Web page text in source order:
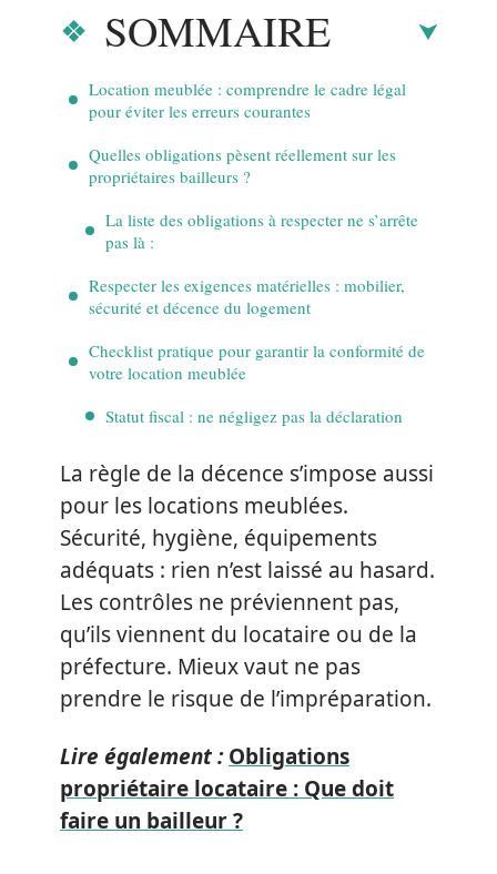
SOMMAIRE
Location meublée : comprendre le cadre légal
pour éviter les erreurs courantes
Quelles obligations pèsent réellement sur les
propriétaires bailleurs ?
La liste des obligations à respecter ne s’arrête
pas là :
Respecter les exigences matérielles : mobilier,
sécurité et décence du logement
Checklist pratique pour garantir la conformité de
votre location meublée
Statut fiscal : ne négligez pas la déclaration
La règle de la décence s’impose aussi
pour les locations meublées.
Sécurité, hygiène, équipements
adéquats : rien n’est laissé au hasard.
Les contrôles ne préviennent pas,
qu’ils viennent du locataire ou de la
préfecture. Mieux vaut ne pas
prendre le risque de l’impréparation.
Lire également : Obligations
propriétaire locataire : Que doit
faire un bailleur ?